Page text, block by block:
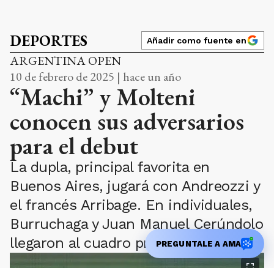
DEPORTES Añadir como fuente en
ARGENTINA OPEN
10 de febrero de 2025 | hace un año
“Machi” y Molteni
conocen sus adversarios
para el debut
La dupla, principal favorita en
Buenos Aires, jugará con Andreozzi y
el francés Arribage. En individuales,
Burruchaga y Juan Manuel Cerúndolo
llegaron al cuadro principal.PREGUNTALE A AMA